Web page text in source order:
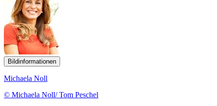
Bildinformationen
Michaela Noll
© Michaela Noll/ Tom Peschel